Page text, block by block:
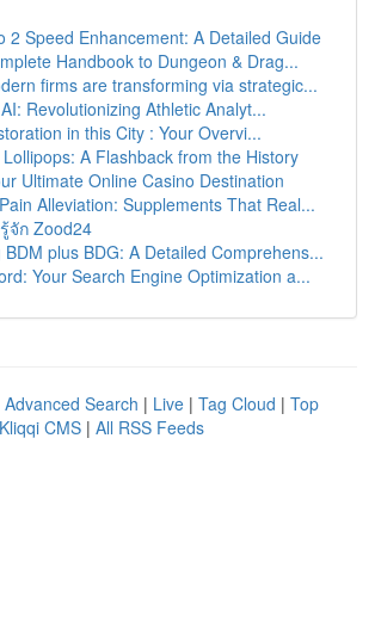
2 Speed Enhancement: A Detailed Guide
Handbook to Dungeon & Drag...
firms are transforming via strategic...
Revolutionizing Athletic Analyt...
in this City : Your Overvi...
A Flashback from the History
Ultimate Online Casino Destination
Alleviation: Supplements That Real...
จัก Zood24
BDM plus BDG: A Detailed Comprehens...
Your Search Engine Optimization a...
Advanced Search | Live | Tag Cloud | Top
Kliqqi CMS | All RSS Feeds